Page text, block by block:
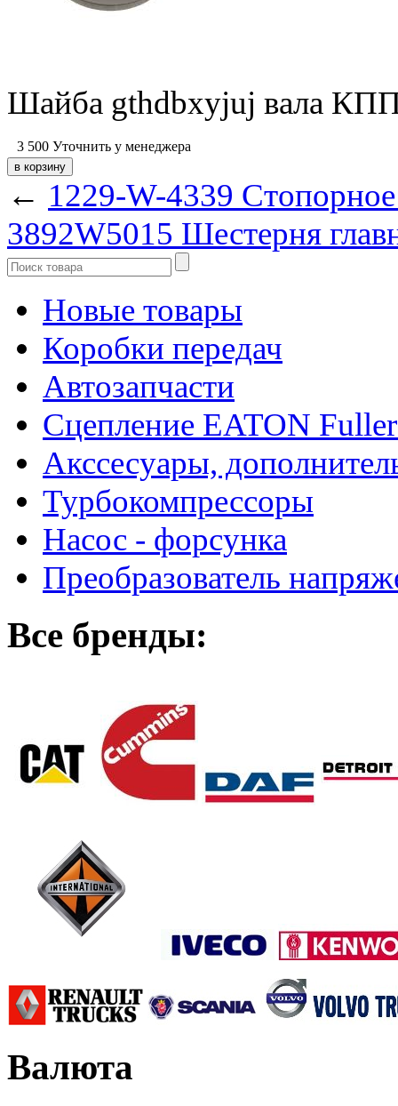
Шайба gthdbxyjuj вала
3 500 Уточнить у менеджера
← 1229-W-4339
3892W5015 Шестерня
Новые товары
Коробки передач
Автозапчасти
Сцепление EATON
Акссесуары,
Турбокомпрессоры
Насос - форсунка
Преобразователь
Все бренды:
Валюта